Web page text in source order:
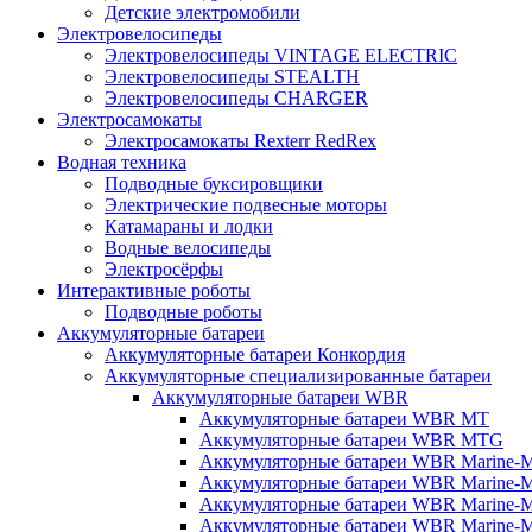
Детские электромобили
Электровелосипеды
Электровелосипеды VINTAGE ELECTRIC
Электровелосипеды STEALTH
Электровелосипеды CHARGER
Электросамокаты
Электросамокаты Rexterr RedRex
Водная техника
Подводные буксировщики
Электрические подвесные моторы
Катамараны и лодки
Водные велосипеды
Электросёрфы
Интерактивные роботы
Подводные роботы
Аккумуляторные батареи
Аккумуляторные батареи Конкордия
Аккумуляторные специализированные батареи
Аккумуляторные батареи WBR
Аккумуляторные батареи WBR MT
Аккумуляторные батареи WBR MTG
Аккумуляторные батареи WBR Marine-
Аккумуляторные батареи WBR Marine-
Аккумуляторные батареи WBR Marine-
Аккумуляторные батареи WBR Marine-